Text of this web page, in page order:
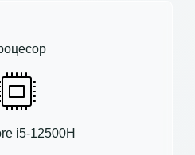
i5-12500H